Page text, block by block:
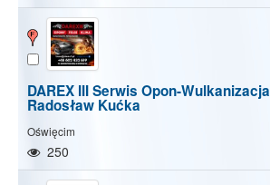
DAREX III Serwis Opon-Wulkanizacja
Radosław Kućka
Oświęcim
250